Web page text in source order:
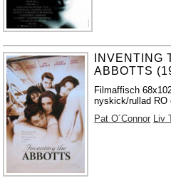
INVENTING
ABBOTTS
Filmaffisch
nyskick/rullad RO
Pat O´Connor Liv